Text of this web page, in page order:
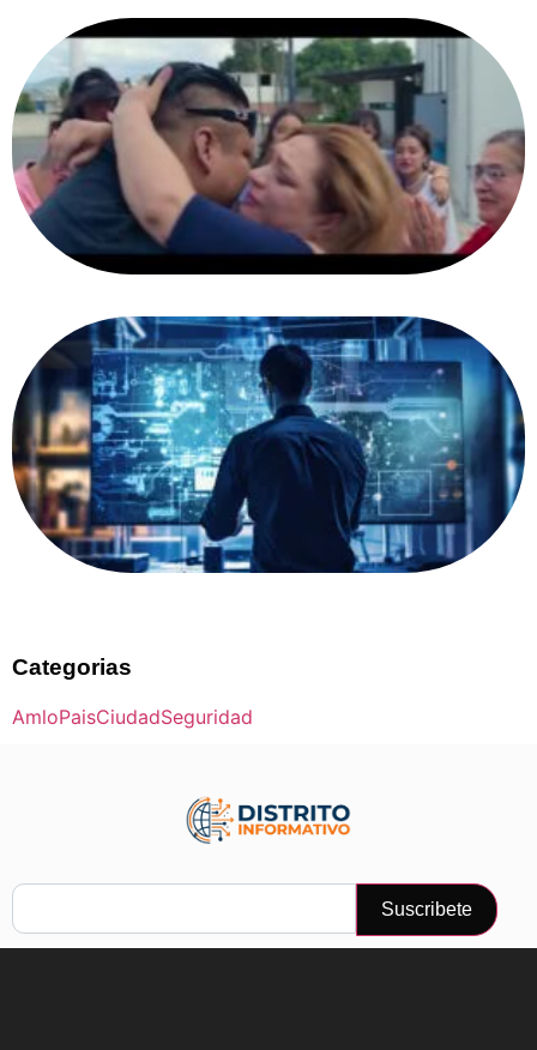
Categorias
AmloPaisCiudadSeguridad
Suscribete